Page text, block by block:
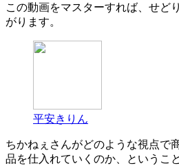
この動画をマスターすれば、せど
がります。
平安きりん
ちかねぇさんがどのような視点で
品を仕入れていくのか、というこ